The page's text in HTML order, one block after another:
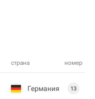
страна номер
Германия 13